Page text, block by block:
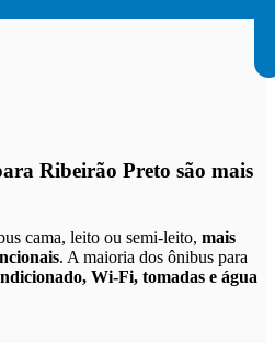
Ribeirão Preto são mais
cama, leito ou semi-leito, mais
. A maioria dos ônibus para
Wi-Fi, tomadas e água